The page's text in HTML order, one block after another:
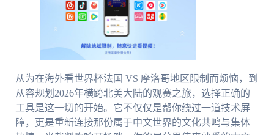
从为在海外看世界杯法国 VS 摩洛哥地区限制而烦恼，到
从容规划2026年横跨北美大陆的观赛之旅，选择正确的
工具是这一切的开始。它不仅仅是帮你绕过一道技术屏
障，更是重新连接那份属于中文世界的文化共鸣与集体